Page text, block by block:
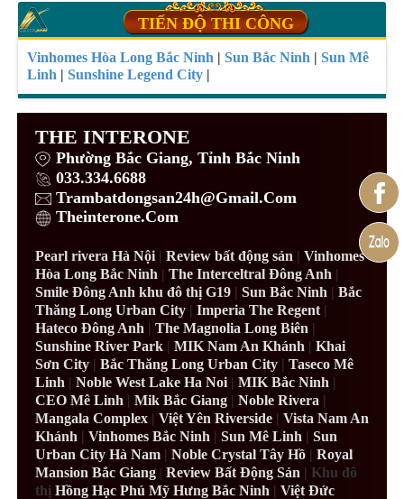
TIẾN ĐỘ THI CÔNG
Vinhomes Hòa Long Bắc Ninh |Sun Bắc Ninh |Sun Mê
Linh |Sunshine Legend City |
THE INTERONE
Phường Bắc Giang, Tỉnh Bắc Ninh
033.334.6688
Trambatdongsan24h@Gmail.Com
Theinterone.Com
Pearl rivera Hà Nội| Review bất động sản | Vinhomes
Hòa Long Bắc Ninh | The Interceltral Đông Anh |
Smile Đông Anh khu đô thị G19| Sun Bắc Ninh | Bắc
Thăng Long Urban City| Imperia The Regent|
Hateco Đông Anh | The Magnolia Long Biên |
Sunshine River Park| MIK Nam An Khánh | Khai
Sơn City| Bắc Thăng Long Urban City| Taseco Mê
Linh | Noble West Lake Ha Noi| MIK Bắc Ninh |
CEO Mê Linh | Mik Bắc Giang| Noble Rivera |
Mangala Complex| Việt Yên Riverside| Vista Nam An
Khánh | Vinhomes Bắc Ninh | Sun Mê Linh | Sun
Urban City Hà Nam| Noble Crystal Tây Hồ| Royal
Mansion Bắc Giang| Review Bất Động Sản | Khu đô
thị Hồng Hạc Phú Mỹ Hưng Bắc Ninh | Việt Đức